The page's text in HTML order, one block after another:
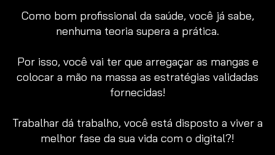
Como bom profissional da saúde, você já sabe,
nenhuma teoria supera a prática.
Por isso, você vai ter que arregaçar as mangas e
colocar a mão na massa as estratégias validadas
fornecidas!
Trabalhar dá trabalho, você está disposto a viver a
melhor fase da sua vida com o digital?!